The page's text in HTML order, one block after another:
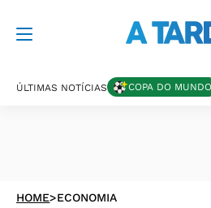
ÚLTIMAS NOTÍCIAS COPA DO MUNDO
HOME>ECONOMIA